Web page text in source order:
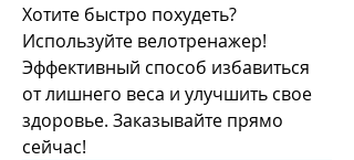
Хотите быстро похудеть?
Используйте велотренажер!
Эффективный способ избавиться
от лишнего веса и улучшить свое
здоровье. Заказывайте прямо
сейчас!